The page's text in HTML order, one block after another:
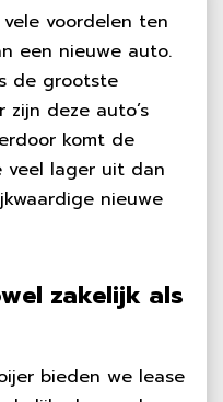
voordelen ten
een nieuwe auto.
de grootste
deze auto’s
komt de
veel lager uit dan
nieuwe
zakelijk als
bieden we lease